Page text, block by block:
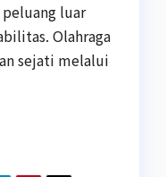
luar
Olahraga
sejati melalui